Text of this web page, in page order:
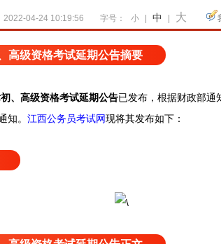
2022-04-24 10:19:56 字号： 小 中 大
高级资格考试延期公告摘要
、高级资格考试延期公告已发布， 根据财政部通
知。 江西公务员考试网现将其发布如下：